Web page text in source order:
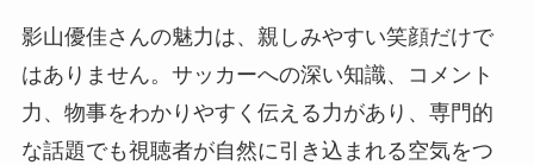
影山優佳さんの魅力は、親しみやすい笑顔だけで
はありません。サッカーへの深い知識、コメント
力、物事をわかりやすく伝える力があり、専門的
な話題でも視聴者が自然に引き込まれる空気をつ